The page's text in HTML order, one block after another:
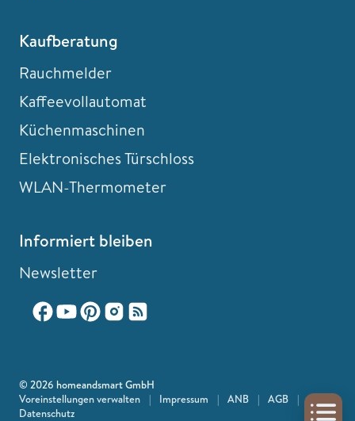
Kaufberatung
Rauchmelder
Kaffeevollautomat
Küchenmaschinen
Elektronisches Türschloss
WLAN-Thermometer
Informiert bleiben
Newsletter
© 2026 homeandsmart GmbH
Voreinstellungen verwalten
| Impressum | ANB | AGB
|
Datenschutz